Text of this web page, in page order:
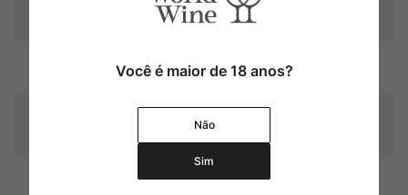
França
Salmão de média intensidade
Amadurecimento Sem estágio em carvalho
Você é maior de 18 anos?
Não
Sim